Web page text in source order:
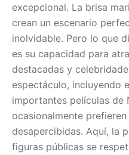
excepcional. La brisa
crean un escenario
inolvidable. Pero lo que
es su capacidad para
destacadas y
espectáculo, incluyendo
importantes películas de
ocasionalmente prefieren
desapercibidas. Aquí, la
figuras públicas se